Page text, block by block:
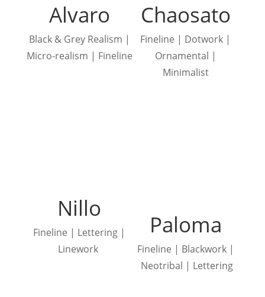
Alvaro
Black & Grey Realism |
Micro-realism | Fineline
Nillo
Fineline | Lettering |
Linework
Chaosato
Fineline | Dotwork |
Ornamental |
Minimalist
Paloma
Fineline | Blackwork |
Neotribal | Lettering